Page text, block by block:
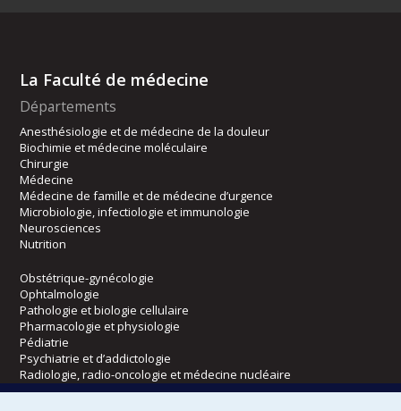
La Faculté de médecine
Départements
Anesthésiologie et de médecine de la douleur
Biochimie et médecine moléculaire
Chirurgie
Médecine
Médecine de famille et de médecine d’urgence
Microbiologie, infectiologie et immunologie
Neurosciences
Nutrition
Obstétrique-gynécologie
Ophtalmologie
Pathologie et biologie cellulaire
Pharmacologie et physiologie
Pédiatrie
Psychiatrie et d’addictologie
Radiologie, radio-oncologie et médecine nucléaire